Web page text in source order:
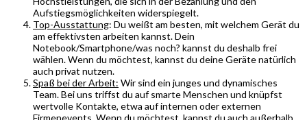
Aufstiegsmöglichkeiten widerspiegelt.
Top-Ausstattung: Du weißt am besten, mit welchem Gerät du
am effektivsten arbeiten kannst. Dein
Notebook/Smartphone/was noch? kannst du deshalb frei
wählen. Wenn du möchtest, kannst du deine Geräte natürlich
auch privat nutzen.
Spaß bei der Arbeit: Wir sind ein junges und dynamisches
Team. Bei uns triffst du auf smarte Menschen und knüpfst
wertvolle Kontakte, etwa auf internen oder externen